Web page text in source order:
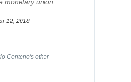
monetary union
12, 2018
Centeno's other